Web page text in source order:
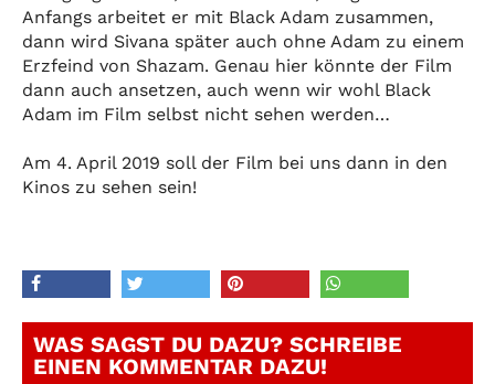
Anfangs arbeitet er mit Black Adam zusammen,
dann wird Sivana später auch ohne Adam zu einem
Erzfeind von Shazam. Genau hier könnte der Film
dann auch ansetzen, auch wenn wir wohl Black
Adam im Film selbst nicht sehen werden…
Am 4. April 2019 soll der Film bei uns dann in den
Kinos zu sehen sein!
WAS SAGST DU DAZU? SCHREIBE
EINEN KOMMENTAR DAZU!